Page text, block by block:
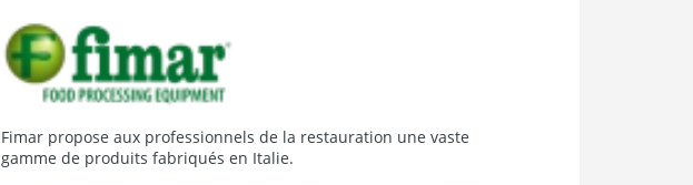
Fimar propose aux professionnels de la restauration une vaste
gamme de produits fabriqués en Italie.